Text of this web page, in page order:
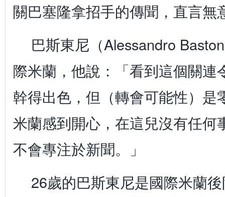
關巴塞隆拿招手的傳聞，直言無
巴斯東尼（Alessandro
際米蘭，他說：「看到這個關連
幹得出色，但（轉會可能性）是
米蘭感到開心，在這兒沒有任何
不會專注於新聞。」
26歲的巴斯東尼是國際米蘭